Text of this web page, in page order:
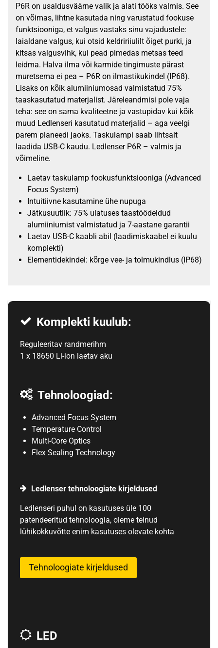
P6R on usaldusväärne valik ja alati tööks valmis. See
on võimas, lihtne kasutada ning varustatud fookuse
funktsiooniga, et valgus vastaks sinu vajadustele:
laialdane valgus, kui otsid keldririiulilt õiget purki, ja
kitsas valgusvihk, kui pead pimedas metsas teed
leidma. Halva ilma või karmide tingimuste pärast
muretsema ei pea – P6R on ilmastikukindel (IP68).
Lisaks on kõik alumiiniumosad valmistatud 75%
taaskasutatud materjalist. Järeleandmisi pole vaja
teha: see on sama kvaliteetne ja vastupidav kui kõik
muud Ledlenseri kasutatud materjalid – aga veelgi
parem planeedi jaoks. Taskulampi saab lihtsalt
laadida USB-C kaudu. Ledlenser P6R – valmis ja
võimeline.
Laetav taskulamp fookusfunktsiooniga (Advanced
Focus System)
Intuitiivne kasutamine ühe nupuga
Jätkusuutlik: 75% ulatuses taastöödeldud
alumiiniumist valmistatud ja 7-aastane garantii
Laetav USB-C kaabli abil (laadimiskaabel ei kuulu
komplekti)
Elementidekindel: kõrge vee- ja tolmukindlus (IP68)
Komplekti kuulub:
Reguleeritav randmerihm
1 x 18650 Li-ion laetav aku
Tehnoloogiad:
Advanced Focus System
Temperature Control
Multi-Core Optics
Flex Sealing Technology
Ledlenser tehnoloogiate kirjeldused
Ledlenseri puhul on kasutuses üle 100
patendeeritud tehnoloogia, oleme teinud
lühikokkuvõtte enim kasutuses olevate kohta
Tehnoloogiate kirjeldused
LED